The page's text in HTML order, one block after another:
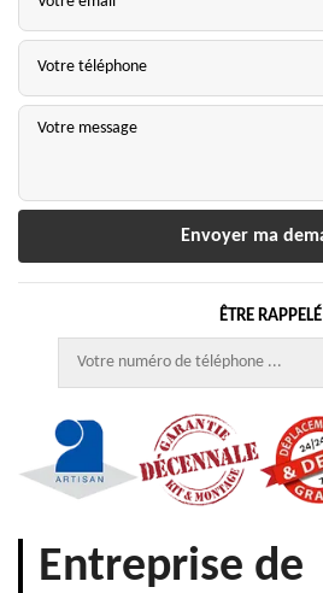
ÊTRE RAPPELÉ
Entreprise de